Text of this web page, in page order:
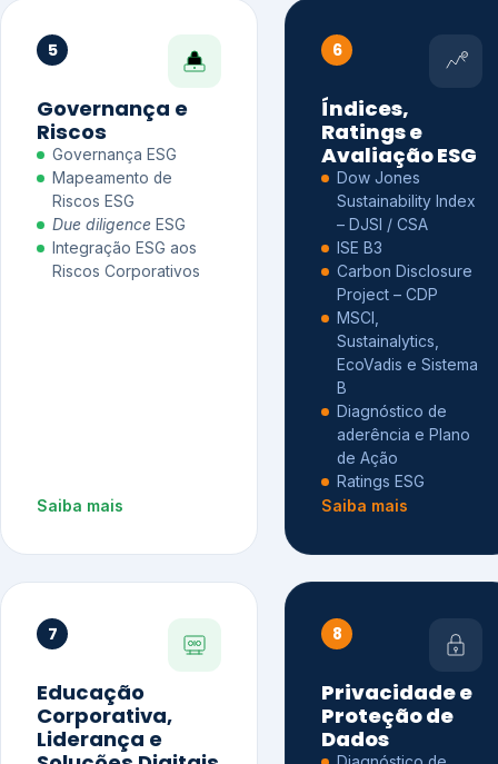
5
Governança e
Riscos
Governança ESG
Mapeamento de
Riscos ESG
Due diligence ESG
Integração ESG aos
Riscos Corporativos
Saiba mais
6
Índices,
Ratings e
Avaliação ESG
Dow Jones
Sustainability Index
– DJSI / CSA
ISE B3
Carbon Disclosure
Project – CDP
MSCI,
Sustainalytics,
EcoVadis e Sistema
B
Diagnóstico de
aderência e Plano
de Ação
Ratings ESG
Saiba mais
7
Educação
Corporativa,
Liderança e
8
Privacidade e
Proteção de
Dados